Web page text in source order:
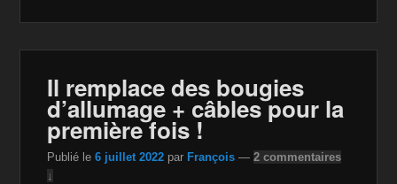
o
k
W
is
h
k
Il remplace des bougies
d’allumage + câbles pour la
première fois !
Publié le6 juillet 2022 par François —2 commentaires
↓